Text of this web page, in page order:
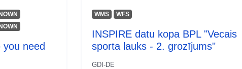
you need
WMS WFS
INSPIRE datu kopa BPL "Vecais
sporta lauks - 2. grozījums"
GDI-DE